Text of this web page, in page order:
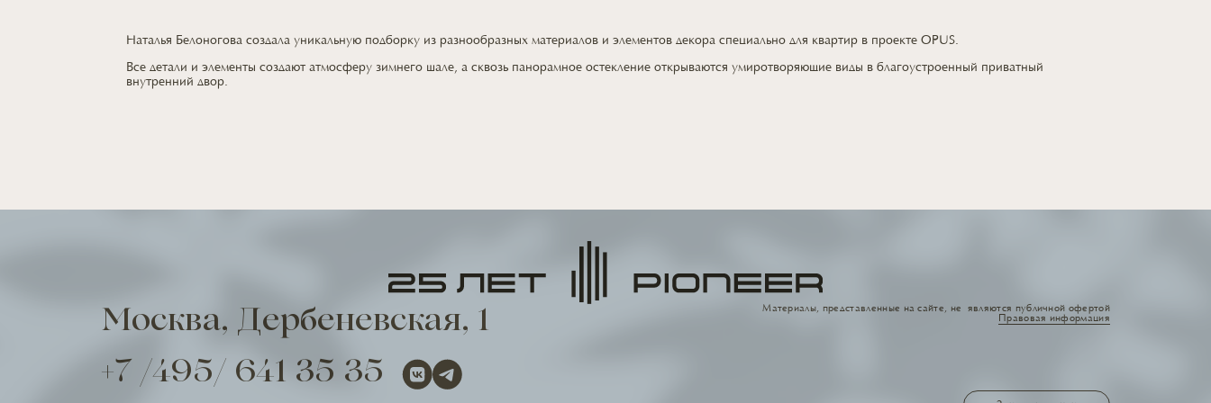
Наталья Белоногова создала уникальную подборку из разнообразныхматериалов и элементовдекора специально для квартир в проекте OPUS.
Все детали и элементы создают атмосферу зимнего шале, а сквозьпанорамное остекление открываются умиротворяющие виды в благоустроенный приватный
внутренний двор.
Москва, Дербеневская, 1
+7 /495/ 641 35 35
Материалы, представленные на сайте, не являются публичной офертой
Правовая информация